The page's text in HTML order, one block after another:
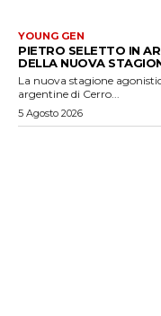
YOUNG GEN
PIETRO SELETTO IN
DELLA NUOVA
La nuova stagione
argentine di Cerro...
5 Agosto 2026